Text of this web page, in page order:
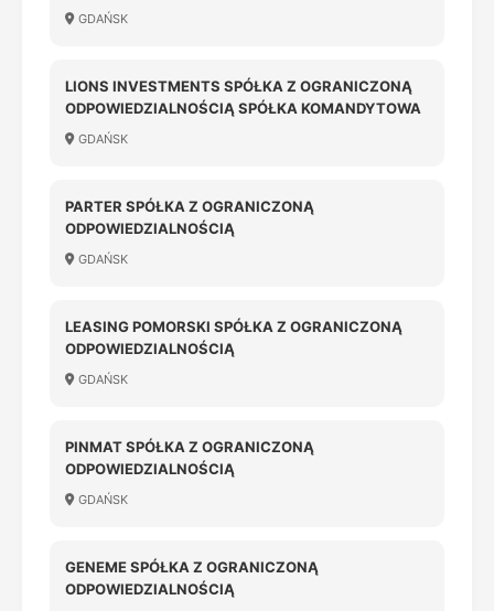
ODPOWIEDZIALNOŚCIĄ
GDAŃSK
LIONS INVESTMENTS SPÓŁKA Z OGRANICZONĄ
ODPOWIEDZIALNOŚCIĄ SPÓŁKA KOMANDYTOWA
GDAŃSK
PARTER SPÓŁKA Z OGRANICZONĄ
ODPOWIEDZIALNOŚCIĄ
GDAŃSK
LEASING POMORSKI SPÓŁKA Z OGRANICZONĄ
ODPOWIEDZIALNOŚCIĄ
GDAŃSK
PINMAT SPÓŁKA Z OGRANICZONĄ
ODPOWIEDZIALNOŚCIĄ
GDAŃSK
GENEME SPÓŁKA Z OGRANICZONĄ
ODPOWIEDZIALNOŚCIĄ